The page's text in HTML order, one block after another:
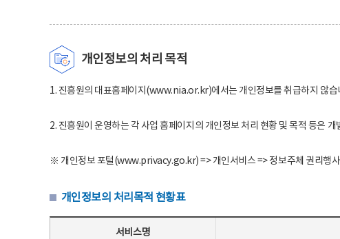
개인정보의 처리 목적
1. 진흥원의 대표홈페이지(www.nia.or.kr)에서는 개인정보를 취급하지 않습
2. 진흥원이 운영하는 각 사업 홈페이지의 개인정보 처리 현황 및 목적 등은
※ 개인정보 포털(www.privacy.go.kr) => 개인서비스 => 정보주체 권리행
개인정보의 처리목적 현황표
서비스명